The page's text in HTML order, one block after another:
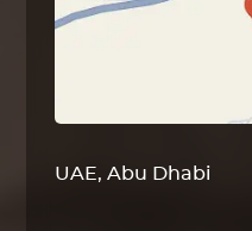
UAE, Abu Dhabi